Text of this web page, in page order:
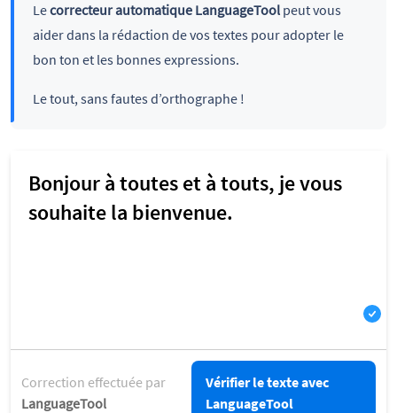
Lecorrecteur automatique LanguageToolpeut vous
aider dans la rédaction de vos textes pour adopter le
bon ton et les bonnes expressions.
Le tout, sans fautes d’orthographe !
Correction effectuée par
LanguageTool
Vérifier le texte avec
LanguageTool